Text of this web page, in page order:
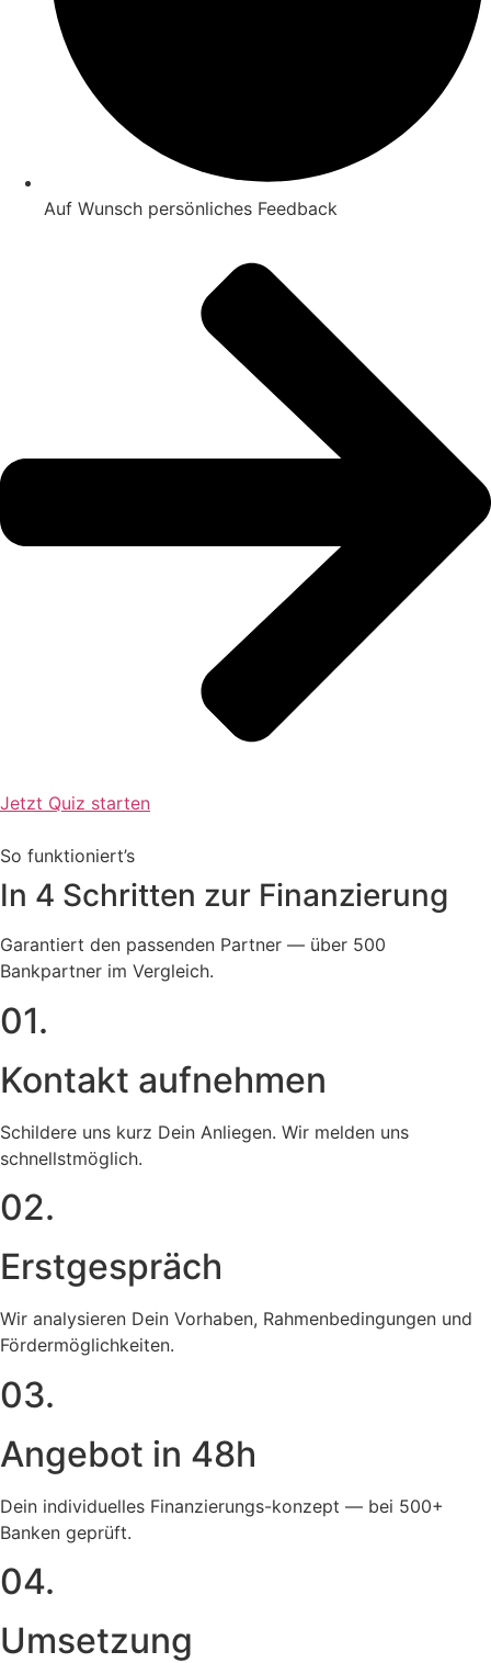
Auf Wunsch persönliches Feedback
Jetzt Quiz starten
So funktioniert’s
In 4 Schritten zur Finanzierung
Garantiert den passenden Partner — über 500
Bankpartner im Vergleich.
01.
Kontakt aufnehmen
Schildere uns kurz Dein Anliegen. Wir melden uns
schnellstmöglich.
02.
Erstgespräch
Wir analysieren Dein Vorhaben, Rahmenbedingungen und
Fördermöglichkeiten.
03.
Angebot in 48h
Dein individuelles Finanzierungs-konzept — bei 500+
Banken geprüft.
04.
Umsetzung